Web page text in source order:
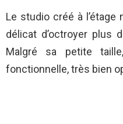
Le studio créé à
délicat d’octroyer plus
Malgré sa petite
fonctionnelle, très bien